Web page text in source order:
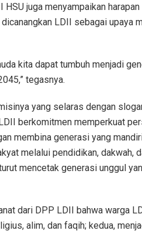
juga menyampaikan
LDII sebagai upaya
kita dapat tumbuh menjadi
tegasnya.
yang selaras dengan
berkomitmen memperkuat
membina generasi yang
melalui pendidikan, dakwah,
mencetak generasi unggul
dari DPP LDII bahwa warga
alim, dan faqih; kedua,